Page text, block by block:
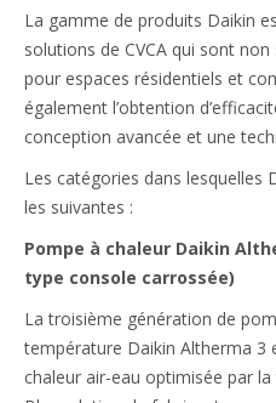
La gamme de produits Daikin
solutions de CVCA qui sont
pour espaces résidentiels et
également l’obtention
conception avancée et une
Les catégories dans lesquelles
les suivantes :
Pompe à chaleur Daikin
type console carrossée)
La troisième génération de
température Daikin Altherma 3
chaleur air-eau optimisée par